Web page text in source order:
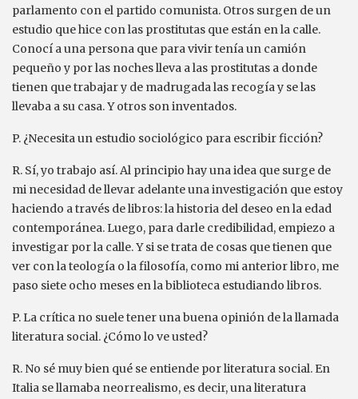
parlamento con el partido comunista. Otros surgen de un
estudio que hice con las prostitutas que están en la calle.
Conocí a una persona que para vivir tenía un camión
pequeño y por las noches lleva a las prostitutas a donde
tienen que trabajar y de madrugada las recogía y se las
llevaba a su casa. Y otros son inventados.
P. ¿Necesita un estudio sociológico para escribir ficción?
R. Sí, yo trabajo así. Al principio hay una idea que surge de
mi necesidad de llevar adelante una investigación que estoy
haciendo a través de libros: la historia del deseo en la edad
contemporánea. Luego, para darle credibilidad, empiezo a
investigar por la calle. Y si se trata de cosas que tienen que
ver con la teología o la filosofía, como mi anterior libro, me
paso siete ocho meses en la biblioteca estudiando libros.
P. La crítica no suele tener una buena opinión de la llamada
literatura social. ¿Cómo lo ve usted?
R. No sé muy bien qué se entiende por literatura social. En
Italia se llamaba neorrealismo, es decir, una literatura